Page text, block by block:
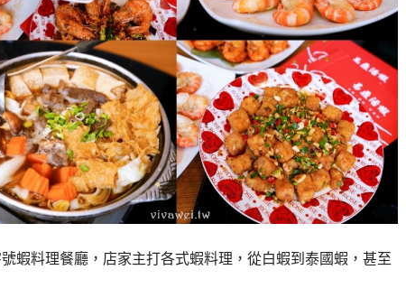
蝦料理餐廳，店家主打各式蝦料理，從白蝦到泰國蝦，甚至